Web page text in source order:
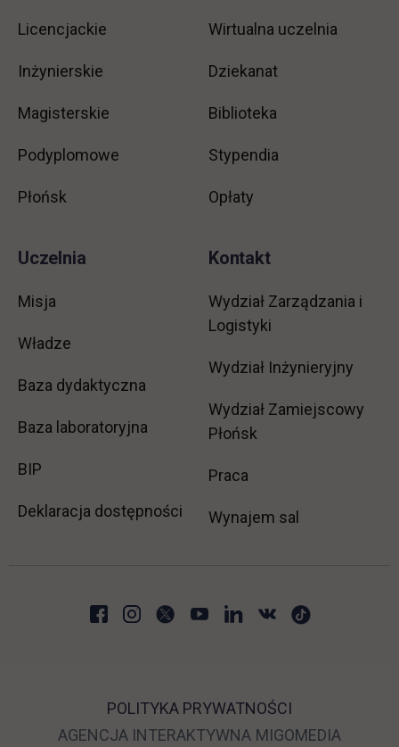
Licencjackie
Inżynierskie
Magisterskie
Podyplomowe
Płońsk
Wirtualna uczelnia
Dziekanat
Biblioteka
Stypendia
Opłaty
Uczelnia
Misja
Władze
Baza dydaktyczna
Baza laboratoryjna
BIP link otwiera się w nowej karcie
Deklaracja dostępności
Kontakt
Wydział Zarządzania i
Logistyki
Wydział Inżynieryjny
Wydział Zamiejscowy
Płońsk
Praca
Wynajem sal
POLITYKA PRYWATNOŚCI
AGENCJA INTERAKTYWNA LINK OTWIERA SIĘ
MIGOMEDIA